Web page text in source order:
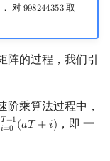
． 对 998244353
998244353 取
阵的过程，我们引
阶乘算法过程中，
𝑇−1
𝑖=0 (𝑎𝑇 +𝑖)
=0T−1(a T+ i) ，即一